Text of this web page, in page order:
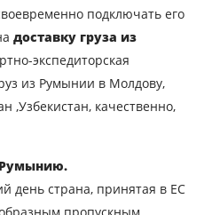
подключать его
доставку груза из
экспедиторская
из Румынии в Молдову,
,Узбекистан, качественно,
Румынию.
день страна, принятая в ЕС